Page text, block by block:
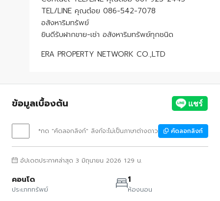
TEL/LINE คุณต๋อย 086-542-7078
อสังหาริมทรัพย์
ยินดีรับฝากขาย-เช่า อสังหาริมทรัพย์ทุกชนิด
ERA PROPERTY NETWORK CO.,LTD
ข้อมูลเบื้องต้น
*กด "คัดลอกลิงก์" ลิงก์จะไม่เป็นภาษาต่างดาว คัดลอกลิงก์
อัปเดตประกาศล่าสุด 3 มิถุนายน 2026 1:29 น.
คอนโด
ประเภททรัพย์
1
ห้องนอน